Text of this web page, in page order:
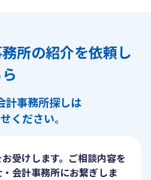
所の紹介を依頼し
計事務所探しは
ください。
受けします。ご相談内容を
会計事務所にお繋ぎしま